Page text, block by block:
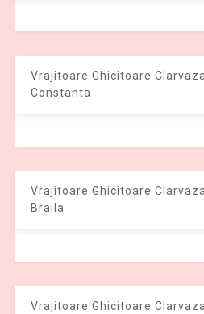
Vrajitoare Ghicitoare
Constanta
Vrajitoare Ghicitoare
Braila
Vrajitoare Ghicitoare